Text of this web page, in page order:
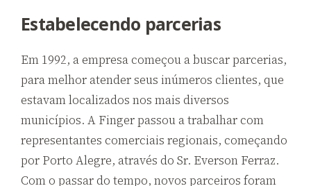
Estabelecendo parcerias
Em 1992, a empresa começou a buscar parcerias,
para melhor atender seus inúmeros clientes, que
estavam localizados nos mais diversos
municípios. A Finger passou a trabalhar com
representantes comerciais regionais, começando
por Porto Alegre, através do Sr. Everson Ferraz.
Com o passar do tempo, novos parceiros foram